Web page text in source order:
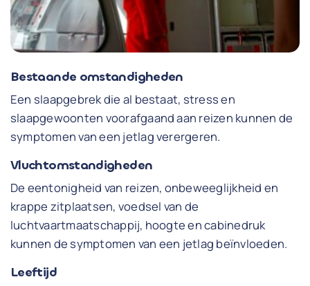
Bestaande omstandigheden
Een slaapgebrek die al bestaat, stress en
slaapgewoonten voorafgaand aan reizen kunnen de
symptomen van een jetlag verergeren.
Vluchtomstandigheden
De eentonigheid van reizen, onbeweeglijkheid en
krappe zitplaatsen, voedsel van de
luchtvaartmaatschappij, hoogte en cabinedruk
kunnen de symptomen van een jetlag beïnvloeden.
Leeftijd